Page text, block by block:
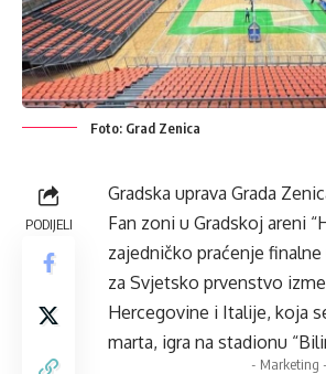
Foto: Grad Zenica
PODIJELI
Gradska uprava Grada
Fan zoni u Gradskoj areni
zajedničko praćenje finalne
za Svjetsko prvenstvo
Hercegovine i Italije, koja
marta, igra na stadionu
- Marketing -